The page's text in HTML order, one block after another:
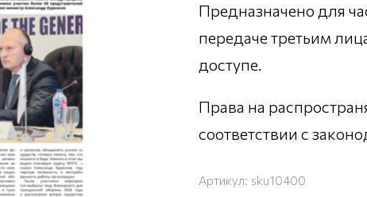
Предназначено для
передаче третьим
доступе.
Права на
соответствии с
Артикул: sku10400